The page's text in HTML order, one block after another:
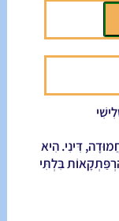
דִּינִי. הִיא
בִּלְתִּי